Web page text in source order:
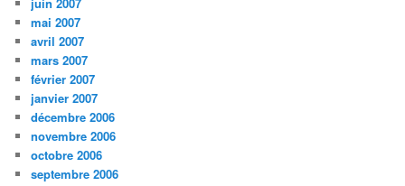
mai 2007
avril 2007
mars 2007
février 2007
janvier 2007
décembre 2006
novembre 2006
octobre 2006
septembre 2006